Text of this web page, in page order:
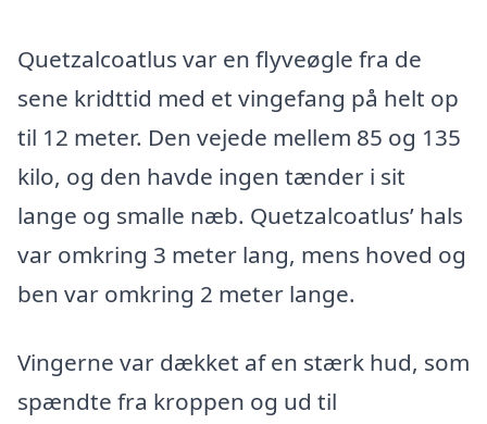
Quetzalcoatlus var en flyveøgle fra de
sene kridttid med et vingefang på helt op
til 12 meter. Den vejede mellem 85 og 135
kilo, og den havde ingen tænder i sit
lange og smalle næb. Quetzalcoatlus’ hals
var omkring 3 meter lang, mens hoved og
ben var omkring 2 meter lange.
Vingerne var dækket af en stærk hud, som
spændte fra kroppen og ud til